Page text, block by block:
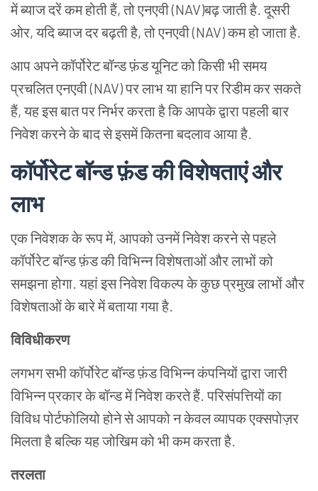
में ब्याज दरें कम होती हैं, तो एनएवी (NAV)बढ़ जाती है. दूसरी
ओर, यदि ब्याज दर बढ़ती है, तो एनएवी (NAV) कम हो जाता है.
आप अपने कॉर्पोरेट बॉन्ड फ़ंड यूनिट को किसी भी समय
प्रचलित एनएवी (NAV) पर लाभ या हानि पर रिडीम कर सकते
हैं, यह इस बात पर निर्भर करता है कि आपके द्वारा पहली बार
निवेश करने के बाद से इसमें कितना बदलाव आया है.
कॉर्पोरेट बॉन्ड फ़ंड की विशेषताएं और
लाभ
एक निवेशक के रूप में, आपको उनमें निवेश करने से पहले
कॉर्पोरेट बॉन्ड फ़ंड की विभिन्न विशेषताओं और लाभों को
समझना होगा. यहां इस निवेश विकल्प के कुछ प्रमुख लाभों और
विशेषताओं के बारे में बताया गया है.
विविधीकरण
लगभग सभी कॉर्पोरेट बॉन्ड फ़ंड विभिन्न कंपनियों द्वारा जारी
विभिन्न प्रकार के बॉन्ड में निवेश करते हैं. परिसंपत्तियों का
विविध पोर्टफोलियो होने से आपको न केवल व्यापक एक्सपोज़र
मिलता है बल्कि यह जोखिम को भी कम करता है.
तरलता